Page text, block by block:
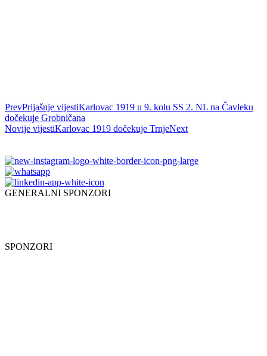
PrevPrijašnje vijestiKarlovac 1919 u 9. kolu SS 2. NL na Čavleku
dočekuje Grobničana
Novije vijestiKarlovac 1919 dočekuje TrnjeNext
GENERALNI SPONZORI
SPONZORI